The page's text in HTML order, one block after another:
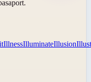
IllnessIlluminateIllusion